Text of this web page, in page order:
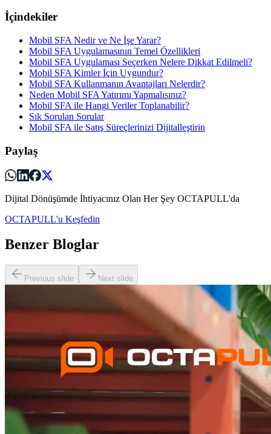
İçindekiler
Mobil SFA Nedir ve Ne İşe Yarar?
Mobil SFA Uygulamasının Temel Özellikleri
Mobil SFA Uygulaması Seçerken Nelere Dikkat Edilmeli?
Mobil SFA Kimler İçin Uygundur?
Mobil SFA Kullanmanın Avantajları Nelerdir?
Neden Mobil SFA Yatırımı Yapmalısınız?
Mobil SFA ile Hangi Veriler Toplanabilir?
Sık Sorulan Sorular
Mobil SFA ile Satış Süreçlerinizi Dijitalleştirin
Paylaş
Dijital Dönüşümde İhtiyacınız Olan Her Şey OCTAPULL'da
OCTAPULL'u Keşfedin
Benzer Bloglar
Previous slide Next slide